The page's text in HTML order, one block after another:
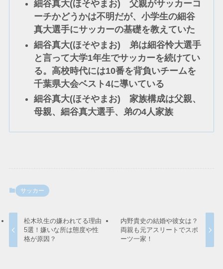
細谷真大(ほそやまお) 父親がサッカーコ
ーチかどうかは不明だが、小学生の細谷
真大選手にサッカーの基礎を教えていた
細谷真大(ほそやまお) 弟は細谷怜大選手
と言って大学1年生でサッカーを続けてい
る。高校時代には10番を背負いチームを
千葉県大会ベスト4に導いている
細谷真大(ほそやまお) 家族構成は父親、
母親、細谷真大選手、弟の4人家族
サッカー
松木玖生の嫌われてる理由
5選！嫌いな所は態度や性
格が原因？
内野貴史の結婚や彼女は？
両親も元アスリートでスポ
ーツ一家！